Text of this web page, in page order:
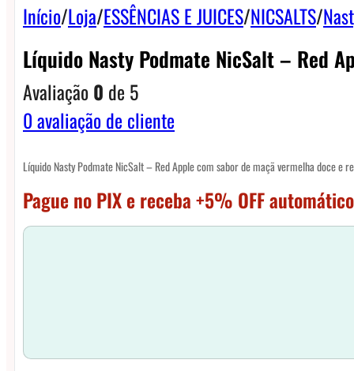
Início/Loja/ESSÊNCIAS E JUICES/NICSALTS/
Líquido Nasty Podmate NicSalt – Red
Avaliação0 de 5
0avaliação de cliente
Líquido Nasty Podmate NicSalt – Red Apple com sabor de maçã vermelha doce e
Pague no PIX e receba +5% OFF